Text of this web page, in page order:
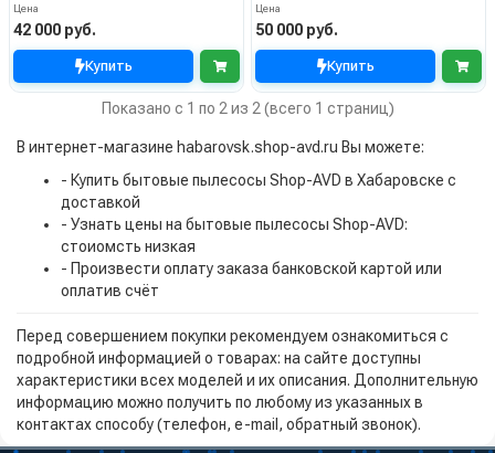
Цена
42 000 руб.
Купить
Цена
50 000 руб.
Купить
Показано с 1 по 2 из 2 (всего 1 страниц)
В интернет-магазине habarovsk.shop-avd.ru Вы можете:
- Купить бытовые пылесосы Shop-AVD в Хабаровске с
доставкой
- Узнать цены на бытовые пылесосы Shop-AVD:
стоиомсть низкая
- Произвести оплату заказа банковской картой или
оплатив счёт
Перед совершением покупки рекомендуем ознакомиться с
подробной информацией о товарах: на сайте доступны
характеристики всех моделей и их описания. Дополнительную
информацию можно получить по любому из указанных в
контактах способу (телефон, e-mail, обратный звонок).